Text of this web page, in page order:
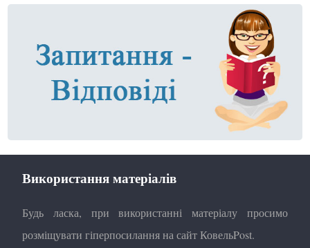
Використання матеріалів
Будь ласка, при використанні матеріалу просимо
розміщувати гіперпосилання на сайт КовельPost.